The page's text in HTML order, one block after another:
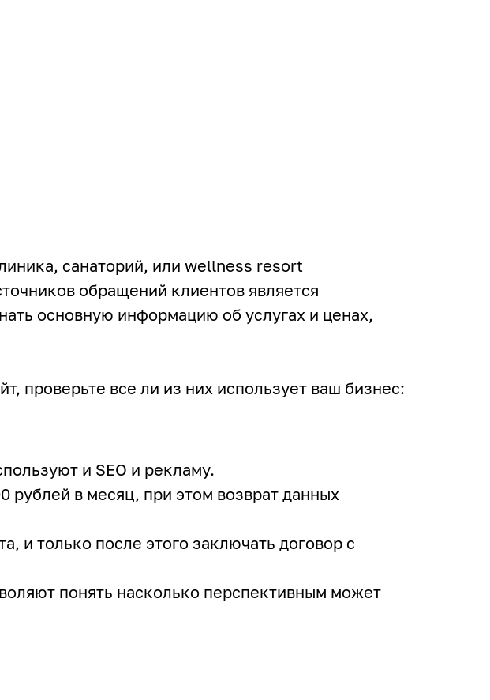
санаторий, или wellness resort
обращений клиентов является
основную информацию об услугах и ценах,
проверьте все ли из них использует ваш бизнес:
и SEO и рекламу.
рублей в месяц, при этом возврат данных
и только после этого заключать договор с
понять насколько перспективным может